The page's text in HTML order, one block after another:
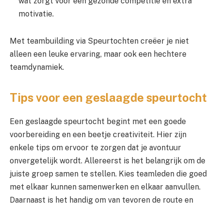
motivatie.
Met teambuilding via Speurtochten creëer je niet
alleen een leuke ervaring, maar ook een hechtere
teamdynamiek.
Tips voor een geslaagde speurtocht
Een geslaagde speurtocht begint met een goede
voorbereiding en een beetje creativiteit. Hier zijn
enkele tips om ervoor te zorgen dat je avontuur
onvergetelijk wordt. Allereerst is het belangrijk om de
juiste groep samen te stellen. Kies teamleden die goed
met elkaar kunnen samenwerken en elkaar aanvullen.
Daarnaast is het handig om van tevoren de route en